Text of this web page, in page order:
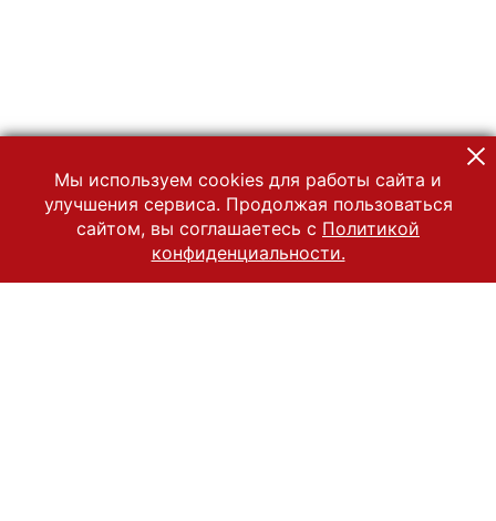
Мы используем cookies для работы сайта и
улучшения сервиса. Продолжая пользоваться
сайтом, вы соглашаетесь с Политикой
конфиденциальности.